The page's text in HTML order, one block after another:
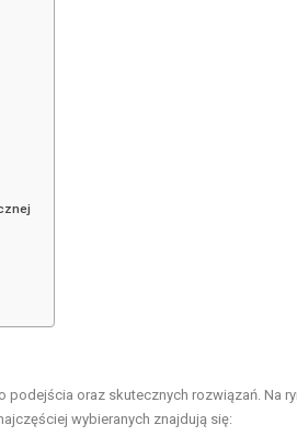
oraz skutecznych rozwiązań. Na
wybieranych znajdują się: